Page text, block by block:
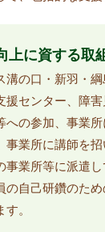
上に資する取
溝の口・新羽・
援センター、障
への参加、事業
事業所に講師を
事業所等に派遣
の自己研鑽のた
。